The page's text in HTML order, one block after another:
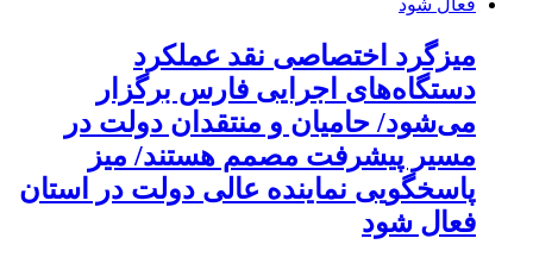
میزگرد اختصاصی نقد عملکرد
دستگاه‌های اجرایی فارس برگزار
می‌شود/ حامیان و منتقدان دولت در
مسیر پیشرفت مصمم هستند/ میز
پاسخگویی نماینده عالی دولت در استان
فعال شود